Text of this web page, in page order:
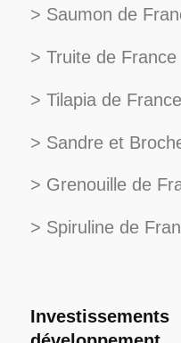
> Saumon de
> Truite de France
> Tilapia de France
> Sandre et
> Grenouille de
> Spiruline de